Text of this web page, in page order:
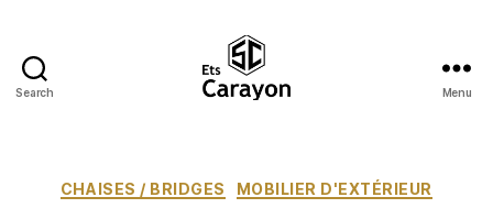
Search Menu
Catégories
CHAISES / BRIDGES MOBILIER D'EXTÉRIEUR